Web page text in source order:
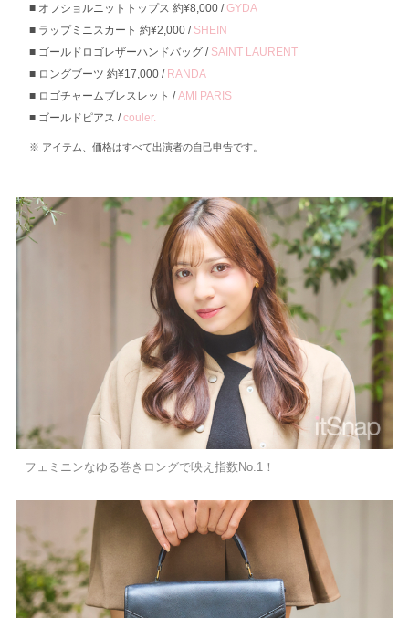
オフショルニットトップス 約¥8,000 /GYDA
ラップミニスカート 約¥2,000 / SHEIN
ゴールドロゴレザーハンドバッグ / SAINT LAURENT
ロングブーツ 約¥17,000 / RANDA
ロゴチャームブレスレット /AMI PARIS
ゴールドピアス /couler.
アイテム、価格はすべて出演者の自己申告です。
フェミニンなゆる巻きロングで映え指数No.1！